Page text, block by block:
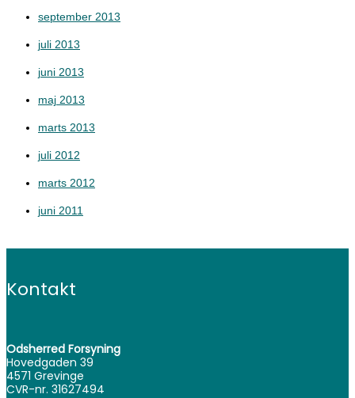
september 2013
juli 2013
juni 2013
maj 2013
marts 2013
juli 2012
marts 2012
juni 2011
Kontakt
Odsherred Forsyning
Hovedgaden 39
4571 Grevinge
CVR-nr. 31627494